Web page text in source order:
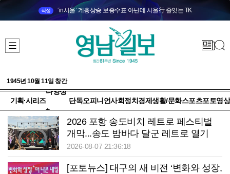
직설 ‘in서울’ 계층상승 보증수표 아닌데 서울行 줄잇는 TK
1945년 10월 11일 창간
기획·시리즈
다양성
+
단독오피니언사회정치 경제생활/문화스포츠포토영상
2026 포항 송도비치 레트로 페스티벌
개막...송도 밤바다 달군 레트로 열기
2026-08-07 21:36:18
[포토뉴스] 대구의 새 비전 ‘변화와 성장,